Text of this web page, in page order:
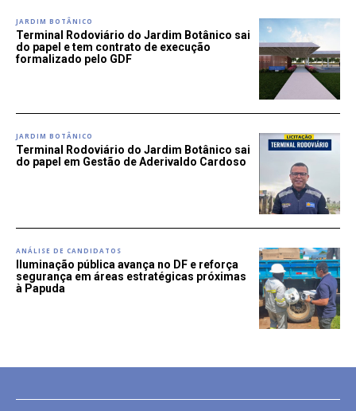
JARDIM BOTÂNICO
Terminal Rodoviário do Jardim Botânico sai
do papel e tem contrato de execução
formalizado pelo GDF
JARDIM BOTÂNICO
Terminal Rodoviário do Jardim Botânico sai
do papel em Gestão de Aderivaldo Cardoso
ANÁLISE DE CANDIDATOS
Iluminação pública avança no DF e reforça
segurança em áreas estratégicas próximas
à Papuda